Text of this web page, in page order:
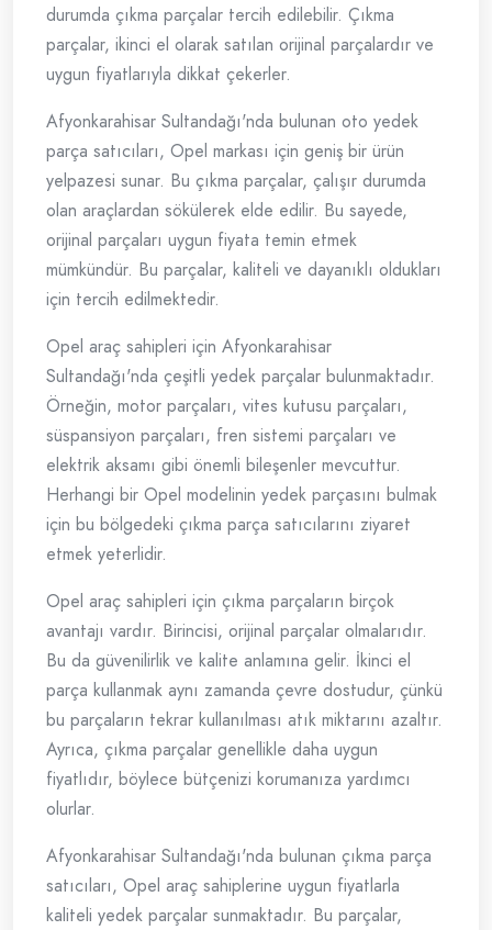
durumda çıkma parçalar tercih edilebilir. Çıkma
parçalar, ikinci el olarak satılan orijinal parçalardır ve
uygun fiyatlarıyla dikkat çekerler.
Afyonkarahisar Sultandağı'nda bulunan oto yedek
parça satıcıları, Opel markası için geniş bir ürün
yelpazesi sunar. Bu çıkma parçalar, çalışır durumda
olan araçlardan sökülerek elde edilir. Bu sayede,
orijinal parçaları uygun fiyata temin etmek
mümkündür. Bu parçalar, kaliteli ve dayanıklı oldukları
için tercih edilmektedir.
Opel araç sahipleri için Afyonkarahisar
Sultandağı'nda çeşitli yedek parçalar bulunmaktadır.
Örneğin, motor parçaları, vites kutusu parçaları,
süspansiyon parçaları, fren sistemi parçaları ve
elektrik aksamı gibi önemli bileşenler mevcuttur.
Herhangi bir Opel modelinin yedek parçasını bulmak
için bu bölgedeki çıkma parça satıcılarını ziyaret
etmek yeterlidir.
Opel araç sahipleri için çıkma parçaların birçok
avantajı vardır. Birincisi, orijinal parçalar olmalarıdır.
Bu da güvenilirlik ve kalite anlamına gelir. İkinci el
parça kullanmak aynı zamanda çevre dostudur, çünkü
bu parçaların tekrar kullanılması atık miktarını azaltır.
Ayrıca, çıkma parçalar genellikle daha uygun
fiyatlıdır, böylece bütçenizi korumanıza yardımcı
olurlar.
Afyonkarahisar Sultandağı'nda bulunan çıkma parça
satıcıları, Opel araç sahiplerine uygun fiyatlarla
kaliteli yedek parçalar sunmaktadır. Bu parçalar,